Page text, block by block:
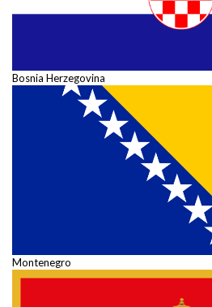
Bosnia Herzegovina
Montenegro